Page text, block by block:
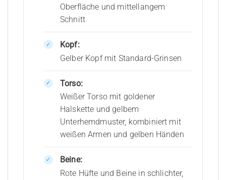
Oberfläche und mittellangem
Schnitt
Kopf:
Gelber Kopf mit Standard-Grinsen
Torso:
Weißer Torso mit goldener
Halskette und gelbem
Unterhemdmuster, kombiniert mit
weißen Armen und gelben Händen
Beine:
Rote Hüfte und Beine in schlichter,